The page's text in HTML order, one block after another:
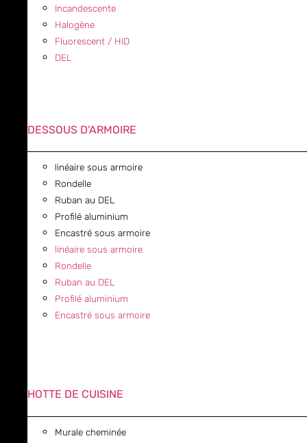
Incandescente
Halogène
Fluorescent / HID
DEL
DESSOUS D'ARMOIRE
linéaire sous armoire
Rondelle
Ruban au DEL
Profilé aluminium
Encastré sous armoire
linéaire sous armoire
Rondelle
Ruban au DEL
Profilé aluminium
Encastré sous armoire
HOTTE DE CUISINE
Murale cheminée